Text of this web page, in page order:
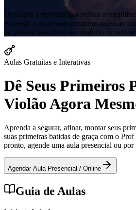
Descubra a metodologia prática e
Aprenda a tocar suas primeiras músicas
ou presenciais direto no conforto do seu
Aulas Gratuitas e Interativas
Dê Seus Primeiros
Violão Agora
Aprenda a segurar, afinar, montar seus
suas primeiras batidas de graça com o
pronto, agende uma aula presencial ou por
Agendar Aula Presencial / Online
Guia de Aulas